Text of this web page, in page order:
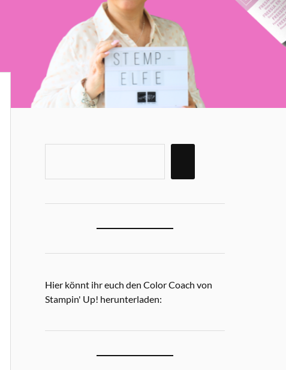
Hier könnt ihr euch den Color Coach von
Stampin' Up! herunterladen: